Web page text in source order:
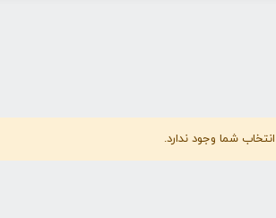
شما وجود ندارد.